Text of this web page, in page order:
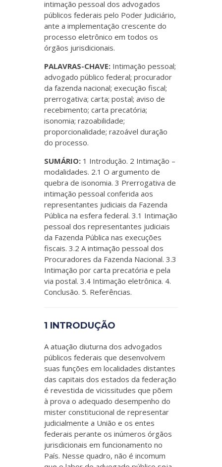
intimação pessoal dos advogados
públicos federais pelo Poder Judiciário,
ante a implementação crescente do
processo eletrônico em todos os
órgãos jurisdicionais.
PALAVRAS-CHAVE: Intimação pessoal;
advogado público federal; procurador
da fazenda nacional; execução fiscal;
prerrogativa; carta; postal; aviso de
recebimento; carta precatória;
isonomia; razoabilidade;
proporcionalidade; razoável duração
do processo.
SUMÁRIO: 1 Introdução. 2 Intimação –
modalidades. 2.1 O argumento de
quebra de isonomia. 3 Prerrogativa de
intimação pessoal conferida aos
representantes judiciais da Fazenda
Pública na esfera federal. 3.1 Intimação
pessoal dos representantes judiciais
da Fazenda Pública nas execuções
fiscais. 3.2 A intimação pessoal dos
Procuradores da Fazenda Nacional. 3.3
Intimação por carta precatória e pela
via postal. 3.4 Intimação eletrônica. 4.
Conclusão. 5. Referências.
1 INTRODUÇÃO
A atuação diuturna dos advogados
públicos federais que desenvolvem
suas funções em localidades distantes
das capitais dos estados da federação
é revestida de vicissitudes que põem
à prova o adequado desempenho do
mister constitucional de representar
judicialmente a União e os entes
federais perante os inúmeros órgãos
jurisdicionais em funcionamento no
País. Nesse quadro, não é incomum